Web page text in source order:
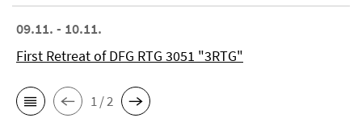
09.11. - 10.11.
First Retreat of DFG RTG 3051 "3RTG"
1 / 2